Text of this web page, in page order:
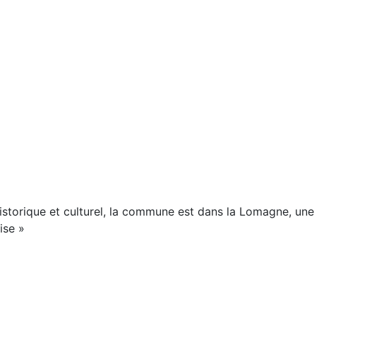
et culturel, la commune est dans la Lomagne, une
»